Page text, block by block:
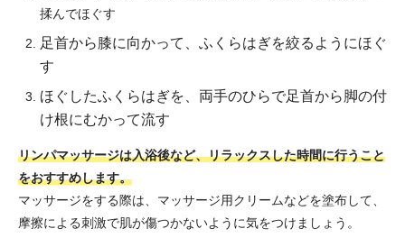
揉んでほぐす
足首から膝に向かって、ふくらはぎを絞るようにほぐ
す
ほぐしたふくらはぎを、両手のひらで足首から脚の付
け根にむかって流す
リンパマッサージは入浴後など、リラックスした時間に行うこと
をおすすめします。
マッサージをする際は、マッサージ用クリームなどを塗布して、
摩擦による刺激で肌が傷つかないように気をつけましょう。